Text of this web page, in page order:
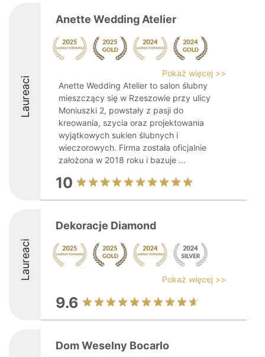
Laureaci
Anette Wedding Atelier
Pokaż więcej >>
Anette Wedding Atelier to salon ślubny
mieszczący się w Rzeszowie przy ulicy
Moniuszki 2, powstały z pasji do
kreowania, szycia oraz projektowania
wyjątkowych sukien ślubnych i
wieczorowych. Firma została oficjalnie
założona w 2018 roku i bazuje ...
10
Laureaci
Dekoracje Diamond
Pokaż więcej >>
9.6
Dom Weselny Bocarlo